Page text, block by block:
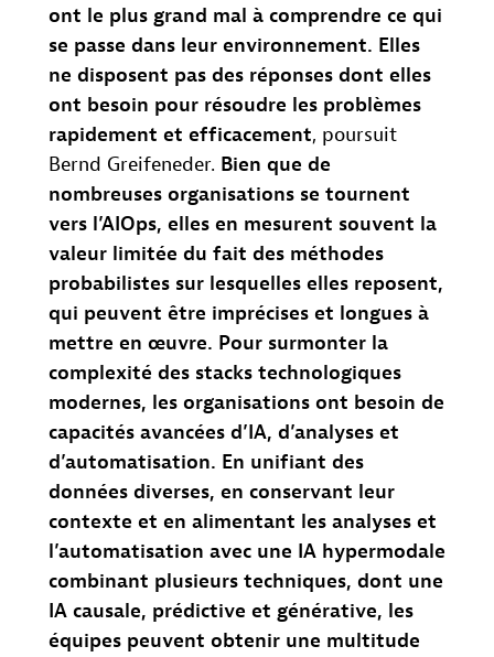
ont le plus grand mal à comprendre ce qui
se passe dans leur environnement. Elles
ne disposent pas des réponses dont elles
ont besoin pour résoudre les problèmes
rapidement et efficacement, poursuit
Bernd Greifeneder. Bien que de
nombreuses organisations se tournent
vers l’AIOps, elles en mesurent souvent la
valeur limitée du fait des méthodes
probabilistes sur lesquelles elles reposent,
qui peuvent être imprécises et longues à
mettre en œuvre. Pour surmonter la
complexité des stacks technologiques
modernes, les organisations ont besoin de
capacités avancées d’IA, d’analyses et
d’automatisation. En unifiant des
données diverses, en conservant leur
contexte et en alimentant les analyses et
l’automatisation avec une IA hypermodale
combinant plusieurs techniques, dont une
IA causale, prédictive et générative, les
équipes peuvent obtenir une multitude